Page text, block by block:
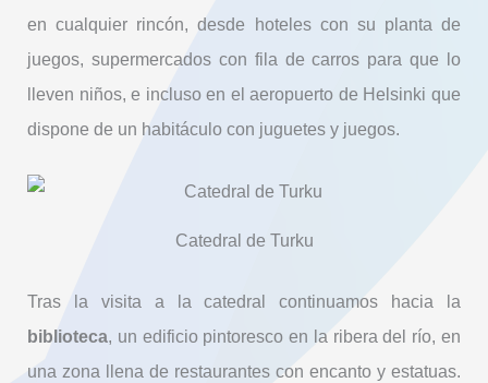
en cualquier rincón, desde hoteles con su planta de
juegos, supermercados con fila de carros para que lo
lleven niños, e incluso en el aeropuerto de Helsinki que
dispone de un habitáculo con juguetes y juegos.
Catedral de Turku
Tras la visita a la catedral continuamos hacia la
biblioteca, un edificio pintoresco en la ribera del río, en
una zona llena de restaurantes con encanto y estatuas.